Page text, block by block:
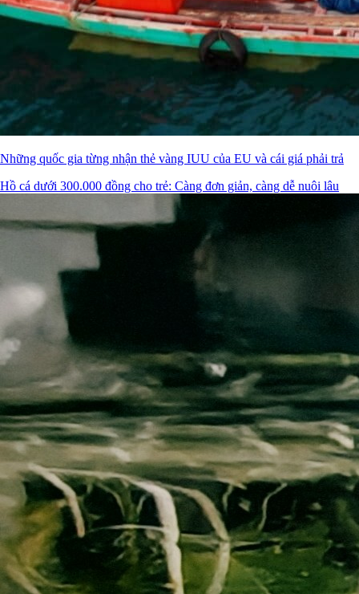
Những quốc gia từng nhận thẻ vàng IUU của EU và cái giá phải trả
Hồ cá dưới 300.000 đồng cho trẻ: Càng đơn giản, càng dễ nuôi lâu